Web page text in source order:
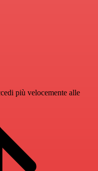
più velocemente alle